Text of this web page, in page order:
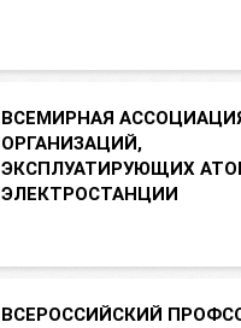
ВСЕМИРНАЯ
ОРГАНИЗАЦИЙ,
ЭКСПЛУАТИРУЮЩИХ
ЭЛЕКТРОСТАНЦИИ
ВСЕРОССИЙСКИЙ